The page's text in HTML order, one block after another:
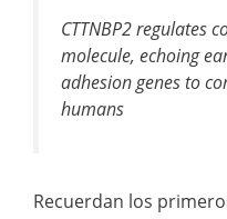
CTTNBP2 regulates
molecule, echoing
adhesion genes to
humans
Recuerdan los